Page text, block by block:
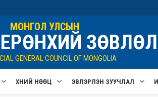
МОНГОЛ УЛСЫН
ЕРӨНХИЙ ЗӨВЛӨЛ
GENERAL COUNCIL OF MONGOLIA
ХҮНИЙ НӨӨЦ ЭВЛЭРҮҮЛЭН ЗУУЧЛАЛ